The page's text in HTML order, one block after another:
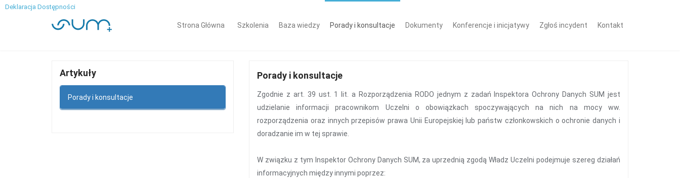
Deklaracja Dostępności
Strona Główna Szkolenia Baza wiedzy Porady i konsultacje Dokumenty Konferencje i inicjatywy Zgłoś incydent Kontakt
Artykuły
Porady i konsultacje
Porady i konsultacje
Zgodnie z art. 39 ust. 1 lit. a Rozporządzenia RODO jednym z zadań Inspektora Ochrony Danych SUM jest
udzielanie informacji pracownikom Uczelni o obowiązkach spoczywających na nich na mocy ww.
rozporządzenia oraz innych przepisów prawa Unii Europejskiej lub państw członkowskich o ochronie danych i
doradzanie im w tej sprawie.
W związku z tym Inspektor Ochrony Danych SUM, za uprzednią zgodą Władz Uczelni podejmuje szereg działań
informacyjnych między innymi poprzez: